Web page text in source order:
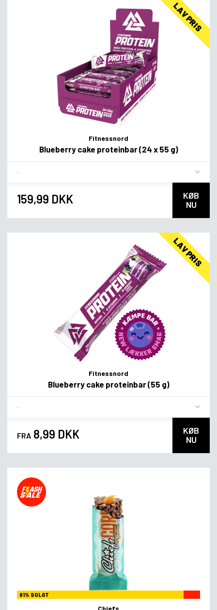
LAV PRIS
Fitnessnord
Blueberry cake proteinbar (24 x 55 g)
159,99 DKK
KØB
NU
LAV PRIS
Fitnessnord
Blueberry cake proteinbar (55 g)
FRA 8,99 DKK
KØB
NU
91% SOLGT
Chiefs